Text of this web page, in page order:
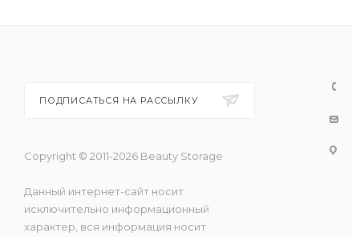
ПОДПИСАТЬСЯ НА РАССЫЛКУ
Copyright © 2011-2026 Beauty Storage
Данный интернет-сайт носит
исключительно информационный
характер, вся информация носит